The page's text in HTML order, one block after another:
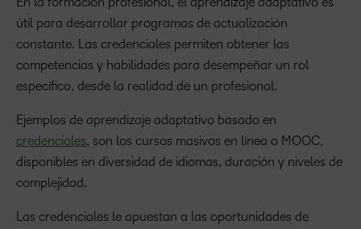
útil para desarrollar programas de actualización
constante. Las credenciales permiten obtener las
competencias y habilidades para desempeñar un rol
específico, desde la realidad de un profesional.
Ejemplos de aprendizaje adaptativo basado en
credenciales, son los cursos masivos en línea o MOOC,
disponibles en diversidad de idiomas, duración y niveles de
complejidad.
Las credenciales le apuestan a las oportunidades de